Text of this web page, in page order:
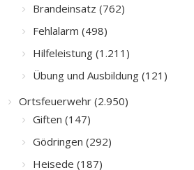
Brandeinsatz (762)
Fehlalarm (498)
Hilfeleistung (1.211)
Übung und Ausbildung (121)
Ortsfeuerwehr (2.950)
Giften (147)
Gödringen (292)
Heisede (187)